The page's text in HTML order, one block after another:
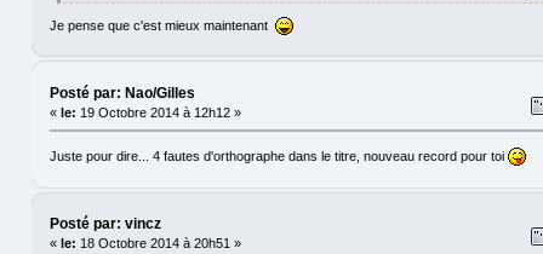
Je pense que c'est mieux maintenant
Posté par: Nao/Gilles
« le: 19 Octobre 2014 à 12h12 »
Juste pour dire... 4 fautes d'orthographe dans le titre, nouveau record pour toi
Posté par: vincz
« le: 18 Octobre 2014 à 20h51 »